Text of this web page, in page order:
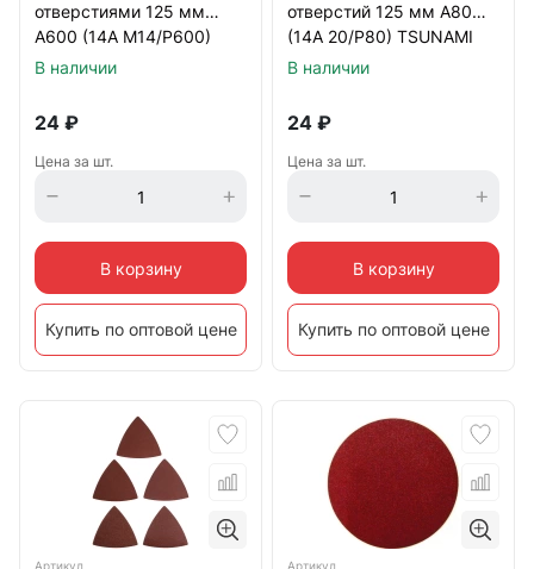
отверстиями 125 мм
А600 (14А М14/Р600)
TSUNAMI
В наличии
24 ₽
Цена за шт.
В корзину
Купить по оптовой цене
отверстий 125 мм А80
(14А 20/Р80) TSUNAMI
В наличии
24 ₽
Цена за шт.
В корзину
Купить по оптовой цене
Артикул Артикул